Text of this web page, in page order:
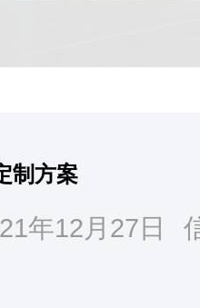
制方案
年12月27日